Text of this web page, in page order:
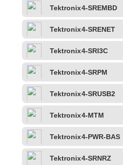
Tektronix4-SREMBD
Tektronix4-SRENET
Tektronix4-SRI3C
Tektronix4-SRPM
Tektronix4-SRUSB2
Tektronix4-MTM
Tektronix4-PWR-BAS
Tektronix4-SRNRZ